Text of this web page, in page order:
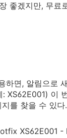
좋겠지만, 무
면, 알림으로
XS62E001) 이
를 찾을 수 있다.
XS62E001